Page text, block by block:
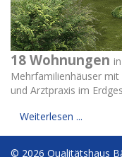
18 Wohnungen
Mehrfamilienhäuser mit
und Arztpraxis im
Weiterlesen ...
© 2026 Qualitätshaus